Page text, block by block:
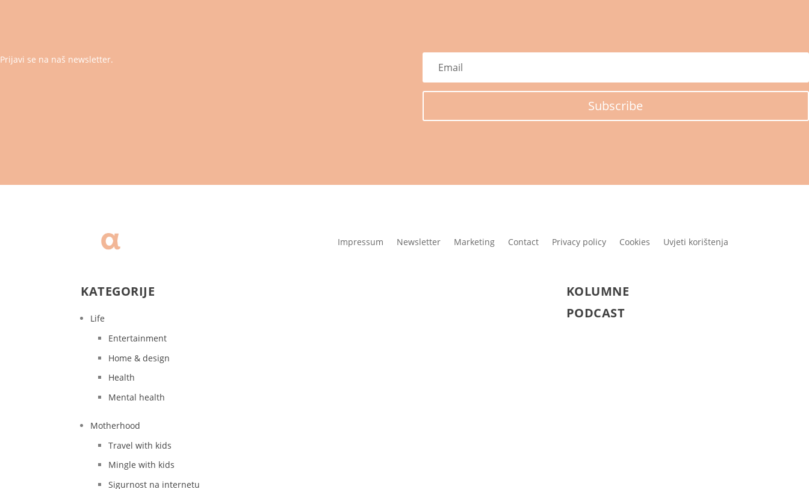
Prijavi se na naš newsletter.
Subscribe
Impressum Newsletter Marketing Contact Privacy policy Cookies Uvjeti korištenja
KATEGORIJE
Life
Entertainment
Home & design
Health
Mental health
Motherhood
Travel with kids
Mingle with kids
Sigurnost na internetu
KOLUMNE
PODCAST